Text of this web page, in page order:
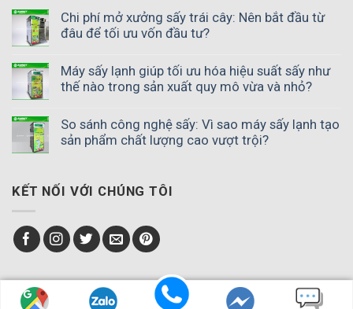
Chi phí mở xưởng sấy trái cây: Nên bắt đầu từ
đâu để tối ưu vốn đầu tư?
Máy sấy lạnh giúp tối ưu hóa hiệu suất sấy như
thế nào trong sản xuất quy mô vừa và nhỏ?
So sánh công nghệ sấy: Vì sao máy sấy lạnh tạo
sản phẩm chất lượng cao vượt trội?
KẾT NỐI VỚI CHÚNG TÔI
Copyright ® 2023Máy sấy lạnh SUNSAY. All rights reserved.